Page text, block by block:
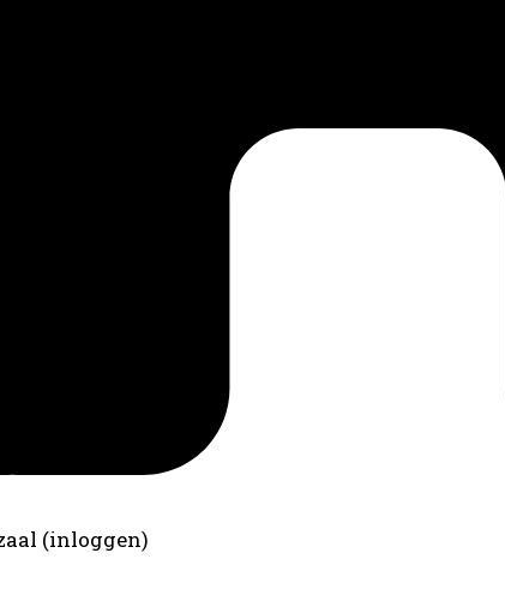
(inloggen)